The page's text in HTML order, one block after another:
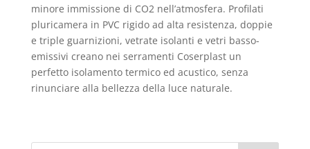
minore immissione di CO2 nell’atmosfera. Profilati
pluricamera in PVC rigido ad alta resistenza, doppie
e triple guarnizioni, vetrate isolanti e vetri basso-
emissivi creano nei serramenti Coserplast un
perfetto isolamento termico ed acustico, senza
rinunciare alla bellezza della luce naturale.